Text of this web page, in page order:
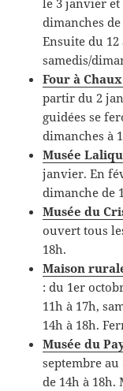
le 3 janvier et
dimanches
Ensuite du 12
samedis/
Four à
partir du 2
guidées se
dimanches à
Musée
janvier. En
dimanche de
Musée du
ouvert tous
18h.
Maison
: du 1er
11h à 17h,
14h à 18h.
Musée du
septembre
de 14h à